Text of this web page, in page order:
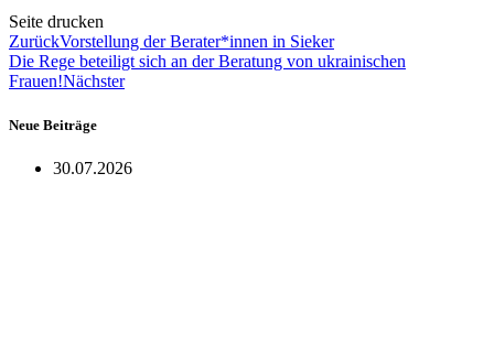
Seite drucken
ZurückVorstellung der Berater*innen in Sieker
Die Rege beteiligt sich an der Beratung von ukrainischen
Frauen!Nächster
Neue Beiträge
30.07.2026